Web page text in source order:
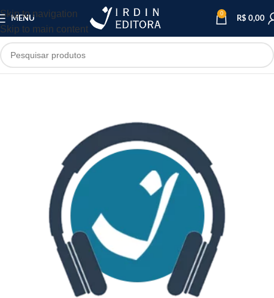
Skip to navigation
Skip to main content
MENU
0
R$ 0,00